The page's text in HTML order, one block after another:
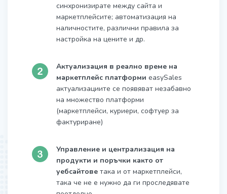
синхронизирате между сайта и
маркетплейсите; автоматизация на
наличностите, различни правила за
настройка на цените и др.
Актуализация в реално време на
маркетплейс платформи easySales
актуализациите се появяват незабавно
на множество платформи
(маркетплейси, куриери, софтуер за
фактуриране)
Управление и централизация на
продукти и поръчки както от
уебсайтове така и от маркетплейси,
така че не е нужно да ги проследявате